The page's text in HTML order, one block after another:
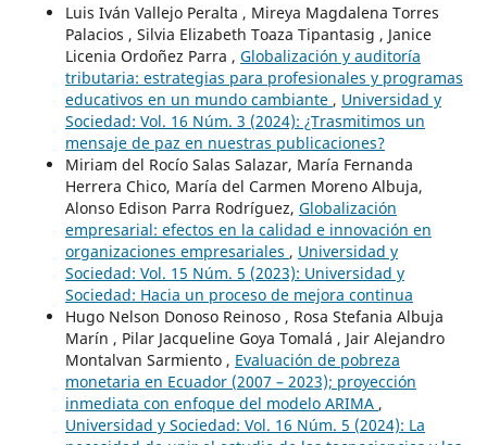
Luis Iván Vallejo Peralta , Mireya Magdalena Torres
Palacios , Silvia Elizabeth Toaza Tipantasig , Janice
Licenia Ordoñez Parra , Globalización y auditoría
tributaria: estrategias para profesionales y programas
educativos en un mundo cambiante , Universidad y
Sociedad: Vol. 16 Núm. 3 (2024): ¿Trasmitimos un
mensaje de paz en nuestras publicaciones?
Miriam del Rocío Salas Salazar, María Fernanda
Herrera Chico, María del Carmen Moreno Albuja,
Alonso Edison Parra Rodríguez, Globalización
empresarial: efectos en la calidad e innovación en
organizaciones empresariales , Universidad y
Sociedad: Vol. 15 Núm. 5 (2023): Universidad y
Sociedad: Hacia un proceso de mejora continua
Hugo Nelson Donoso Reinoso , Rosa Stefania Albuja
Marín , Pilar Jacqueline Goya Tomalá , Jair Alejandro
Montalvan Sarmiento , Evaluación de pobreza
monetaria en Ecuador (2007 – 2023); proyección
inmediata con enfoque del modelo ARIMA ,
Universidad y Sociedad: Vol. 16 Núm. 5 (2024): La